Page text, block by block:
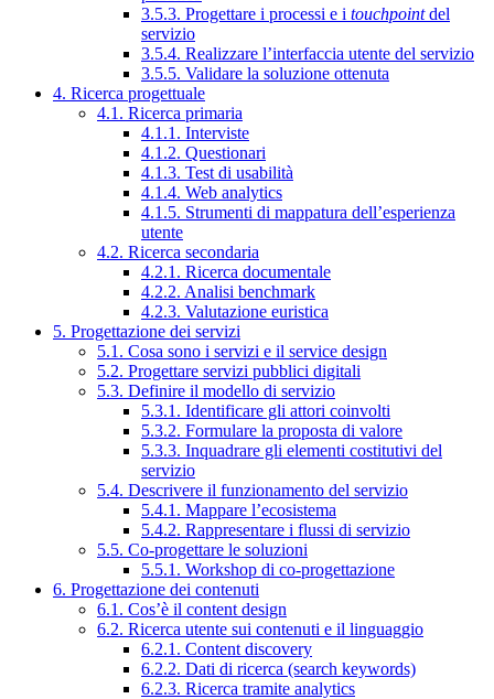
3.5.3. Progettare i processi e i touchpointdel
servizio
3.5.4. Realizzare l’interfaccia utente del servizio
3.5.5. Validare la soluzione ottenuta
4. Ricerca progettuale
4.1. Ricerca primaria
4.1.1. Interviste
4.1.2. Questionari
4.1.3. Test di usabilità
4.1.4. Web analytics
4.1.5. Strumenti di mappatura dell’esperienza
utente
4.2. Ricerca secondaria
4.2.1. Ricerca documentale
4.2.2. Analisi benchmark
4.2.3. Valutazione euristica
5. Progettazione dei servizi
5.1. Cosa sono i servizi e il service design
5.2. Progettare servizi pubblici digitali
5.3. Definire il modello di servizio
5.3.1. Identificare gli attori coinvolti
5.3.2. Formulare la proposta di valore
5.3.3. Inquadrare gli elementi costitutivi del
servizio
5.4. Descrivere il funzionamento del servizio
5.4.1. Mappare l’ecosistema
5.4.2. Rappresentare i flussi di servizio
5.5. Co-progettare le soluzioni
5.5.1. Workshop di co-progettazione
6. Progettazione dei contenuti
6.1. Cos’è il content design
6.2. Ricerca utente sui contenuti e il linguaggio
6.2.1. Content discovery
6.2.2. Dati di ricerca (search keywords)
6.2.3. Ricerca tramite analytics